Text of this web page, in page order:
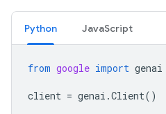
Python JavaScript
from google import genai
client = genai .Client()